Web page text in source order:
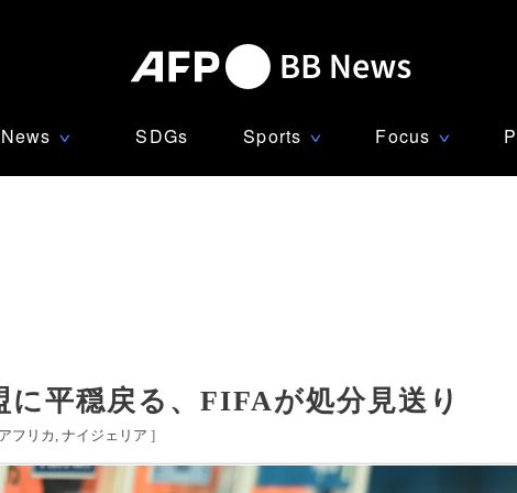
News ∨ SDGs Sports ∨ Focus ∨
平穏戻る、FIFAが処分見送り
アフリカ ナイジェリア ]